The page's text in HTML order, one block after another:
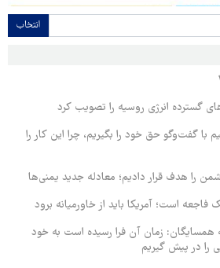
انتخاب
گسترده انرژی روسیه را تصویب کرد
با گفت‌وگو حق خود را بگیریم، چرا این کار را
را هدف قرار دادیم؛ معادله جدید یمنی‌ها
فاجعه است؛ آمریکا باید از خاورمیانه برود
همسایگان: زمان آن فرا رسیده است به خود
را در پیش گیریم